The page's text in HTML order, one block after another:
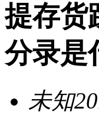
提存货
分录是
未知